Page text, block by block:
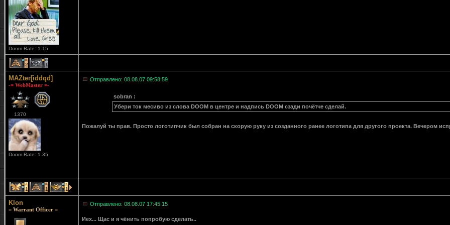
Doom Rate: 1.15
2 1
MAZter[iddqd]
-= WebMaster =-
1370
Doom Rate: 1.35
Отправлено: 08.08.07 09:58:59
sobran :
Убери ток месиво из слова DOOM в центре и надпись DOOM сзади почётче сделай.
Пожалуй ты прав. Просто логотипчик был собран на скорую руку из созданного ранее логотипа для другого проекта. Вечером
1 1 1
Klon
= Warrant Officer =
Отправлено: 08.08.07 17:45:15
Иех... Щас и я чёнить попробую сделать..